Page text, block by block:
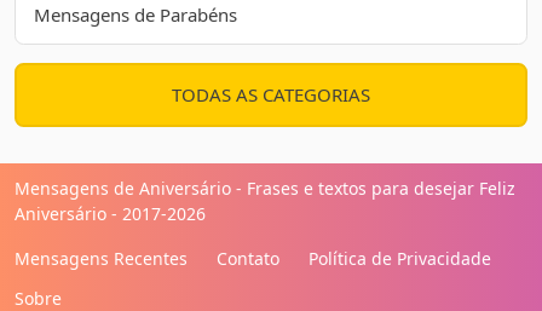
Mensagens de Parabéns
TODAS AS CATEGORIAS
Mensagens de Aniversário - Frases e textos para desejar Feliz
Aniversário - 2017-2026
Mensagens Recentes
Contato
Política de Privacidade
Sobre